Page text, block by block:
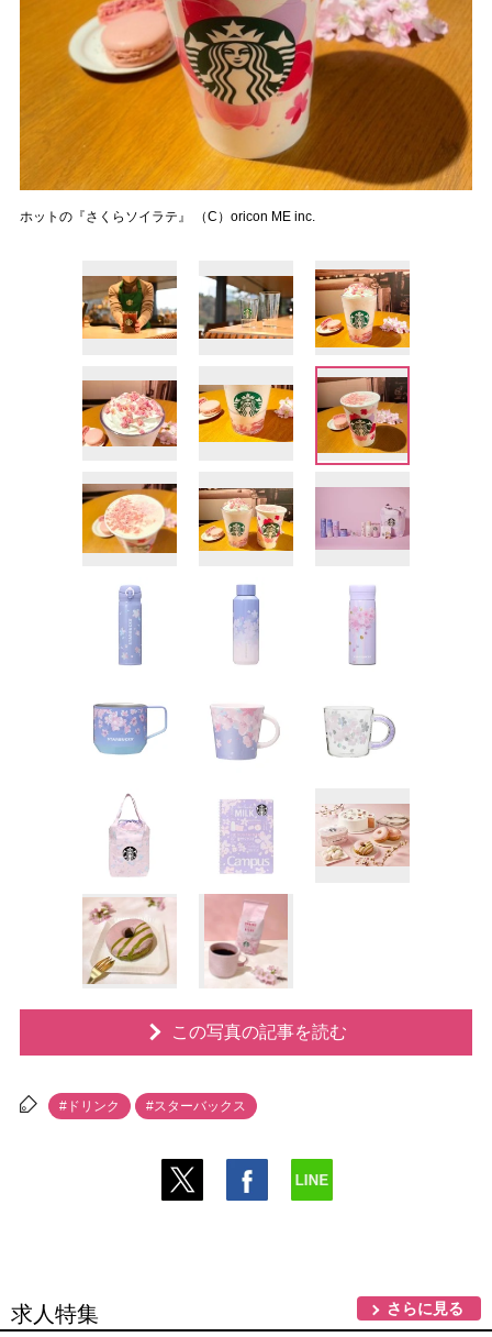
ホットの『さくらソイラテ』 （C）oricon ME inc.
この写真の記事を読む
#ドリンク #スターバックス
求人特集 さらに見る